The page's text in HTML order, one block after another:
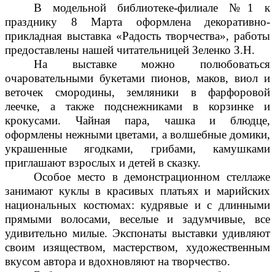
В модельной библиотеке-филиале №1 к
празднику 8 Марта оформлена декоративно-
прикладная выставка «Радость творчества», работы
предоставлены нашей читательницей Зеленко З.Н.
На выставке можно полюбоваться
очаровательными букетами пионов, маков, виол и
веточек смородины, земляники в фарфоровой
леечке, а также подснежниками в корзинке и
крокусами. Чайная пара, чашка и блюдце,
оформлены нежными цветами, а волшебные домики,
украшенные ягодками, грибами, камушками
приглашают взрослых и детей в сказку.
Особое место в демонстрационном стеллаже
занимают куклы в красивых платьях и марийских
национальных костюмах: кудрявые и с длинными
прямыми волосами, веселые и задумчивые, все
удивительно милые. Экспонаты выставки удивляют
своим изяществом, мастерством, художественным
вкусом автора и вдохновляют на творчество.